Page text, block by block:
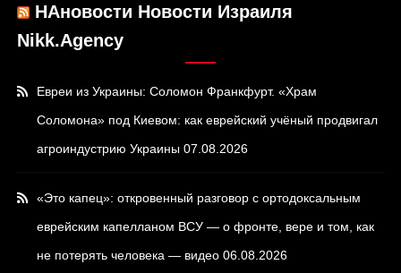
НАновости Новости Израиля
Nikk.Agency
Евреи из Украины: Соломон Франкфурт. «Храм
Соломона» под Киевом: как еврейский учёный продвигал
агроиндустрию Украины 07.08.2026
«Это капец»: откровенный разговор с ортодоксальным
еврейским капелланом ВСУ — о фронте, вере и том, как
не потерять человека — видео 06.08.2026